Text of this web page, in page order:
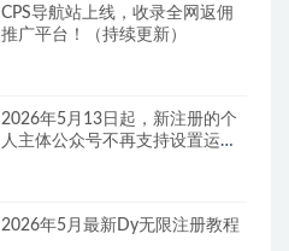
CPS导航站上线，收录全网返佣
推广平台！（持续更新）
2026年5月13日起，新注册的个
人主体公众号不再支持设置运营
2026年5月最新Dy无限注册教程